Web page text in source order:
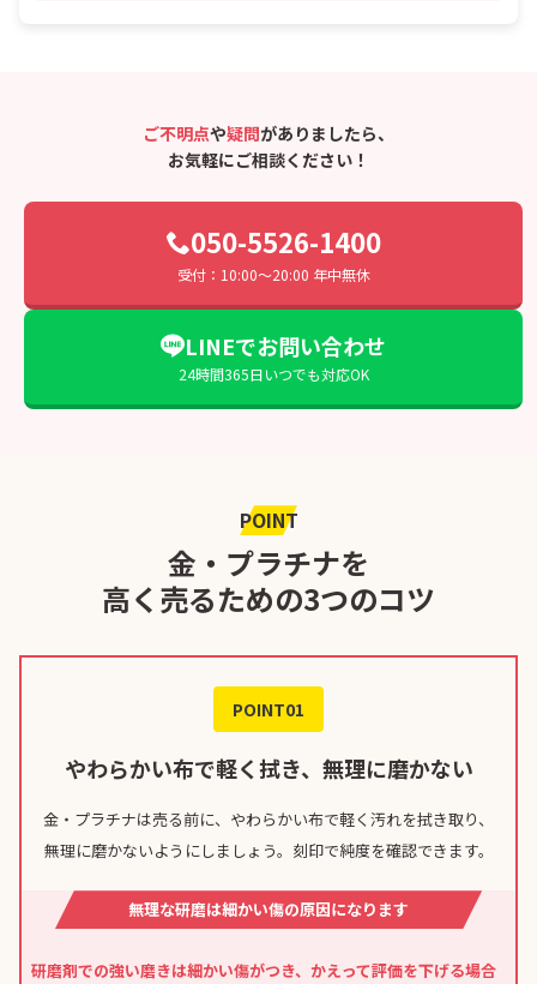
ご不明点や疑問がありましたら、
お気軽にご相談ください！
050-5526-1400
受付：10:00〜20:00 年中無休
LINEでお問い合わせ
24時間365日いつでも対応OK
POINT
金・プラチナを
高く売るための3つのコツ
POINT01
やわらかい布で軽く拭き、無理に磨かない
金・プラチナは売る前に、やわらかい布で軽く汚れを拭き取り、
無理に磨かないようにしましょう。刻印で純度を確認できます。
無理な研磨は細かい傷の原因になります
研磨剤での強い磨きは細かい傷がつき、かえって評価を下げる場合